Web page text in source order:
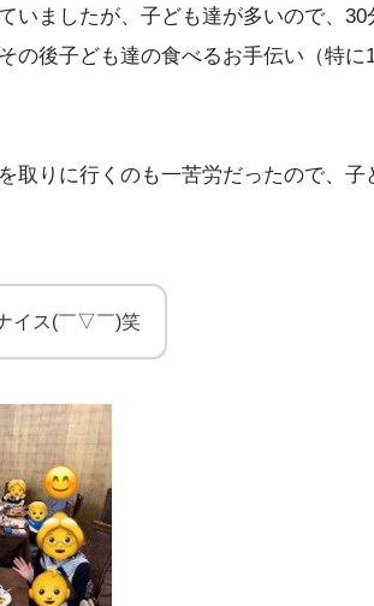
いましたが、子ども達が多いので、30
の後子ども達の食べるお手伝い（特に
取りに行くのも一苦労だったので、子
イス(￣▽￣)笑